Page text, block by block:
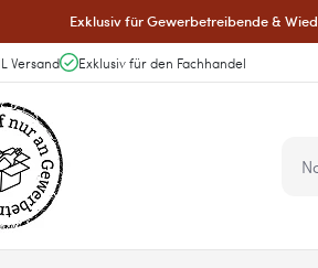
Exklusiv für Gewerbetreibende &
Versand Exklusiv für den Fachhandel